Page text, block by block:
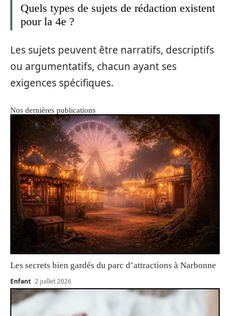
Quels types de sujets de rédaction existent
pour la 4e ?
Les sujets peuvent être narratifs, descriptifs
ou argumentatifs, chacun ayant ses
exigences spécifiques.
Nos dernières publications
Les secrets bien gardés du parc d’attractions à Narbonne
Enfant 2 juillet 2026